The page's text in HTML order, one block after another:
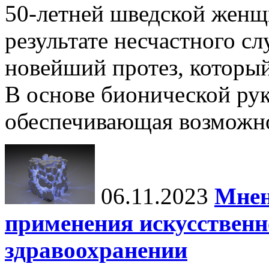
50-летней шведской
результате несчастного
новейший протез,
В основе бионической
обеспечивающая
06.11.2023
применения
здравоохранении